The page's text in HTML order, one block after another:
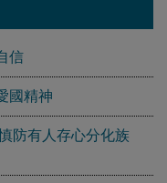
信
國精神
防有人存心分化族